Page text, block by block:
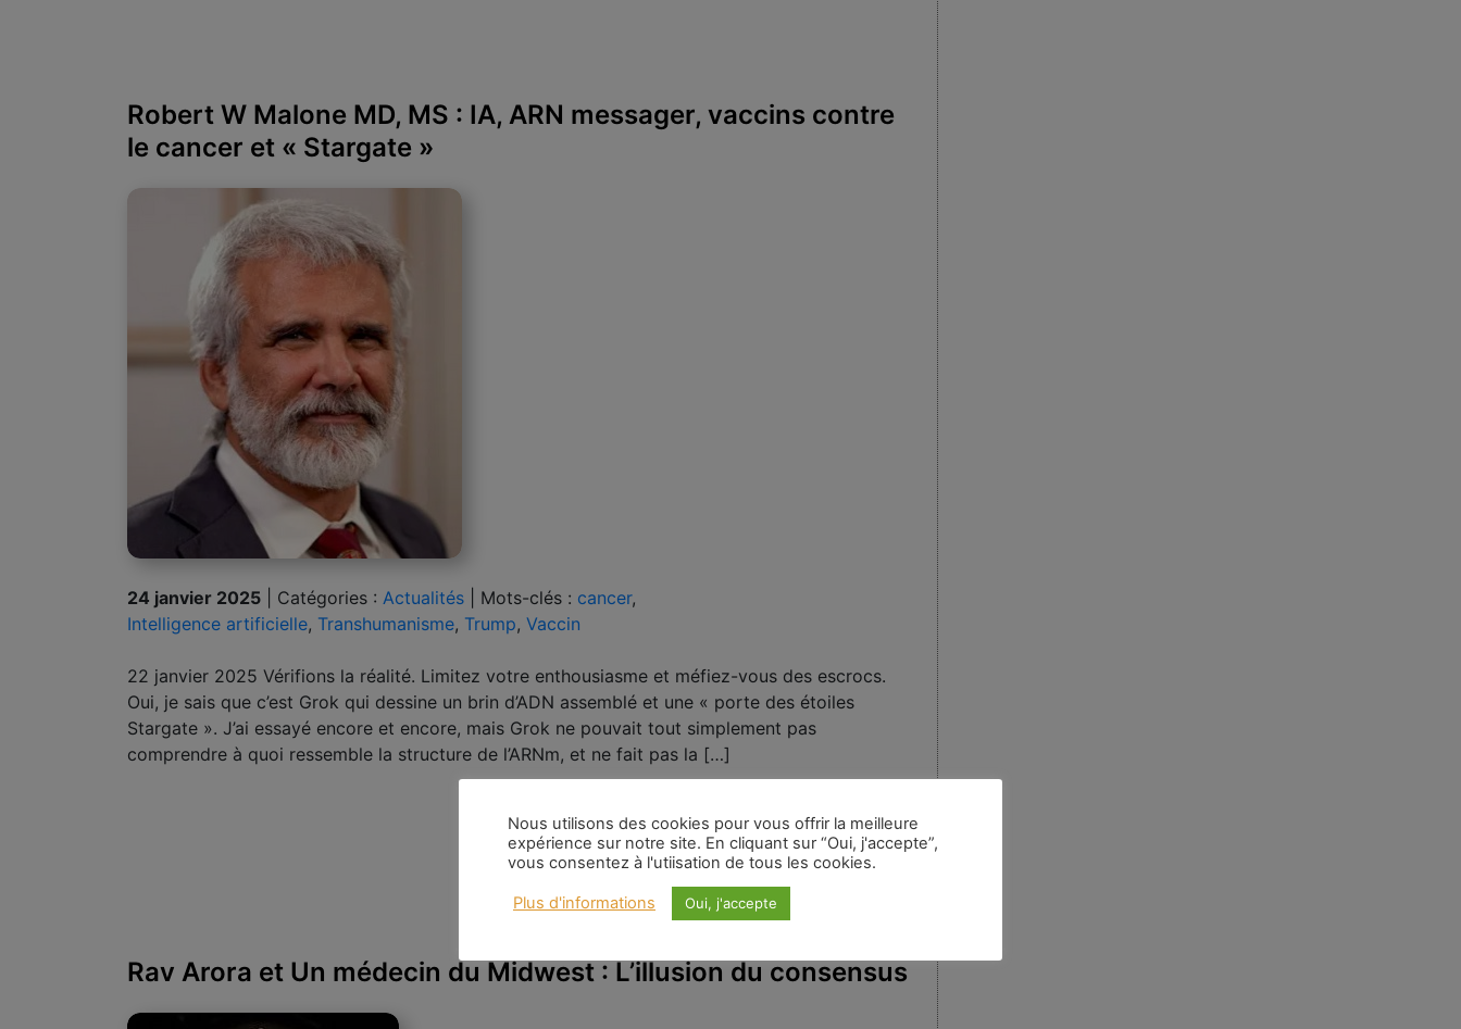
Robert W Malone MD, MS : IA, ARN messager, vaccins contre
le cancer et « Stargate »
24 janvier 2025 Catégories : Actualités Mots-clés : cancer,
Intelligence artificielle, Transhumanisme, Trump, Vaccin
22 janvier 2025 Vérifions la réalité. Limitez votre enthousiasme et méfiez-vous des escrocs.
Oui, je sais que c’est Grok qui dessine un brin d’ADN assemblé et une « porte des étoiles
Stargate ». J’ai essayé encore et encore, mais Grok ne pouvait tout simplement pas
comprendre à quoi ressemble la structure de l’ARNm, et ne fait pas la […]
Rav Arora et Un médecin du Midwest : L’illusion du consensus
Nous utilisons des cookies pour vous offrir la meilleure
expérience sur notre site. En cliquant sur “Oui, j'accepte”,
vous consentez à l'utiisation de tous les cookies.
Plus d'informations Oui, j'accepte